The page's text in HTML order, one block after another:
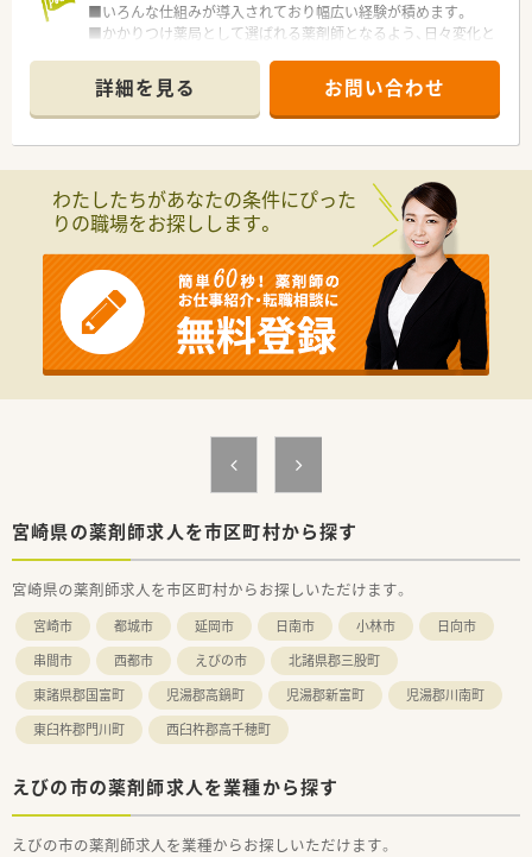
■いろんな仕組みが導入されており幅広い経験が積めます。
■かかりつけ薬局として選ばれる薬剤師となるよう、日々変化と
≪こんな方にオススメ≫
・スキルアップをしたい方
・幅広い経験を積みたい方
・プライベートを充実したい方
詳細を見る お問い合わせ
わたしたちがあなたの条件にぴった
りの職場をお探しします。
宮崎県の薬剤師求人を市区町村から探す
宮崎県の薬剤師求人を市区町村からお探しいただけます。
宮崎市 都城市 延岡市 日南市 小林市
日向市
串間市
西都市 えびの市
北諸県郡三股町
東諸県郡国富町
児湯郡高鍋町 児湯郡新富町
児湯郡川南町
東臼杵郡門川町
西臼杵郡高千穂町
えびの市の薬剤師求人を業種から探す
えびの市の薬剤師求人を業種からお探しいただけます。